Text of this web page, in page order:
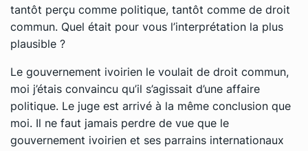
tantôt perçu comme politique, tantôt comme de droit
commun. Quel était pour vous l’interprétation la plus
plausible ?
Le gouvernement ivoirien le voulait de droit commun,
moi j’étais convaincu qu’il s’agissait d’une affaire
politique. Le juge est arrivé à la même conclusion que
moi. Il ne faut jamais perdre de vue que le
gouvernement ivoirien et ses parrains internationaux